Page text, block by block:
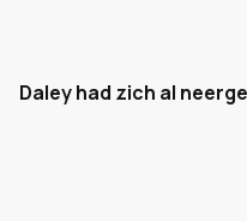
Daley had zich al